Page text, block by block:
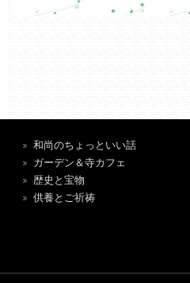
和尚のちょっといい話
ガーデン＆寺カフェ
歴史と宝物
供養とご祈祷